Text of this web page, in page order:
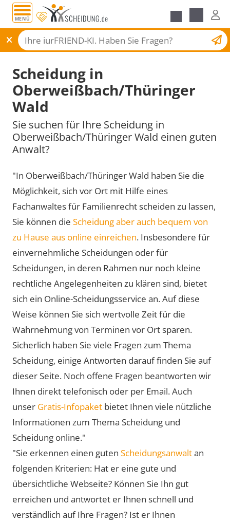
MENÜ
Scheidungsantrag
Scheidung in
Oberweißbach/Thüringer
Wald
Sie suchen für Ihre Scheidung in
Oberweißbach/Thüringer Wald einen guten
Anwalt?
"In Oberweißbach/Thüringer Wald haben Sie die
Möglichkeit, sich vor Ort mit Hilfe eines
Fachanwaltes für Familienrecht scheiden zu lassen,
Sie können die Scheidung aber auch bequem von
zu Hause aus online einreichen. Insbesondere für
einvernehmliche Scheidungen oder für
Scheidungen, in deren Rahmen nur noch kleine
rechtliche Angelegenheiten zu klären sind, bietet
sich ein Online-Scheidungsservice an. Auf diese
Weise können Sie sich wertvolle Zeit für die
Wahrnehmung von Terminen vor Ort sparen.
Sicherlich haben Sie viele Fragen zum Thema
Scheidung, einige Antworten darauf finden Sie auf
dieser Seite. Noch offene Fragen beantworten wir
Ihnen direkt telefonisch oder per Email. Auch
unser Gratis-Infopaket bietet Ihnen viele nützliche
Informationen zum Thema Scheidung und
Scheidung online."
"Sie erkennen einen guten Scheidungsanwaltan
folgenden Kriterien: Hat er eine gute und
übersichtliche Webseite? Können Sie Ihn gut
erreichen und antwortet er Ihnen schnell und
verständlich auf Ihre Fragen? Ist er Ihnen